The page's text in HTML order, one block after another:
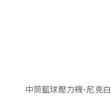
中筒籃球壓力襪-尼克白